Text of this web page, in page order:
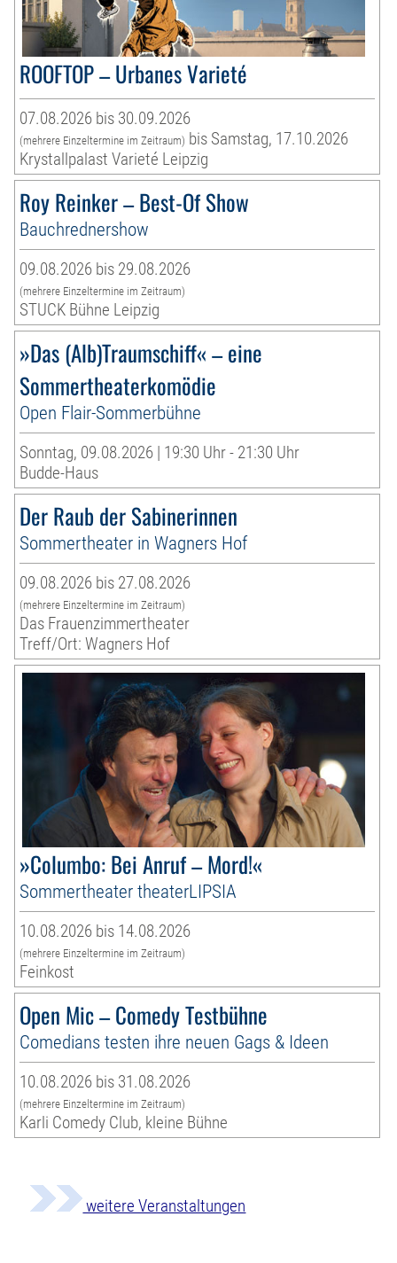
ROOFTOP – Urbanes Varieté
07.08.2026 bis 30.09.2026
(mehrere Einzeltermine im Zeitraum) bis Samstag, 17.10.2026
Krystallpalast Varieté Leipzig
Roy Reinker – Best-Of Show
Bauchrednershow
09.08.2026 bis 29.08.2026
(mehrere Einzeltermine im Zeitraum)
STUCK Bühne Leipzig
»Das (Alb)Traumschiff« – eine
Sommertheaterkomödie
Open Flair-Sommerbühne
Sonntag, 09.08.2026 | 19:30 Uhr - 21:30 Uhr
Budde-Haus
Der Raub der Sabinerinnen
Sommertheater in Wagners Hof
09.08.2026 bis 27.08.2026
(mehrere Einzeltermine im Zeitraum)
Das Frauenzimmertheater
Treff/Ort: Wagners Hof
»Columbo: Bei Anruf – Mord!«
Sommertheater theaterLIPSIA
10.08.2026 bis 14.08.2026
(mehrere Einzeltermine im Zeitraum)
Feinkost
Open Mic – Comedy Testbühne
Comedians testen ihre neuen Gags & Ideen
10.08.2026 bis 31.08.2026
(mehrere Einzeltermine im Zeitraum)
Karli Comedy Club, kleine Bühne
weitere Veranstaltungen